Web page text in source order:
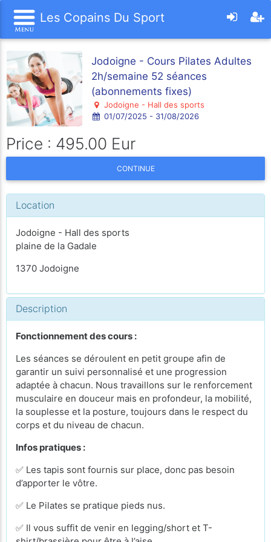
Les Copains Du Sport
Jodoigne - Cours Pilates Adultes
2h/semaine 52 séances
(abonnements fixes)
Jodoigne - Hall des sports
01/07/2025 - 31/08/2026
Price : 495.00 Eur
CONTINUE
Location
Jodoigne - Hall des sports
plaine de la Gadale
1370 Jodoigne
Description
Fonctionnement des cours :
Les séances se déroulent en petit groupe afin de
garantir un suivi personnalisé et une progression
adaptée à chacun. Nous travaillons sur le renforcement
musculaire en douceur mais en profondeur, la mobilité,
la souplesse et la posture, toujours dans le respect du
corps et du niveau de chacun.
Infos pratiques :
✅ Les tapis sont fournis sur place, donc pas besoin
d’apporter le vôtre.
✅ Le Pilates se pratique pieds nus.
✅ Il vous suffit de venir en legging/short et T-